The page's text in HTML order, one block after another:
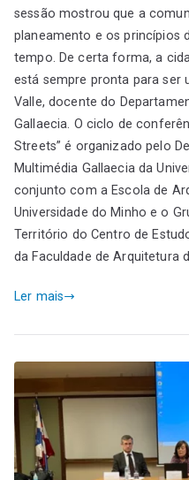
sessão mostrou que a
planeamento e os princípios
tempo. De certa forma, a
está sempre pronta para ser
Valle, docente do
Gallaecia. O ciclo de
Streets” é organizado pelo
Multimédia Gallaecia da
conjunto com a Escola de
Universidade do Minho e o
Território do Centro de
da Faculdade de Arquitetura
Ler mais